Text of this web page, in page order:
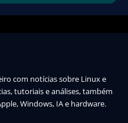
com notícias sobre Linux e
tutoriais e análises, também
Windows, IA e hardware.